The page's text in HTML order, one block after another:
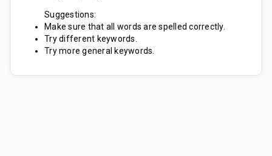
Suggestions:
Make sure that all words are spelled correctly.
Try different keywords.
Try more general keywords.